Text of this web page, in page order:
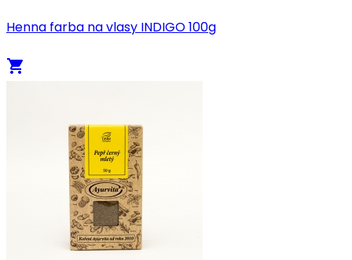
Henna farba na vlasy INDIGO 100g
local_grocery_store